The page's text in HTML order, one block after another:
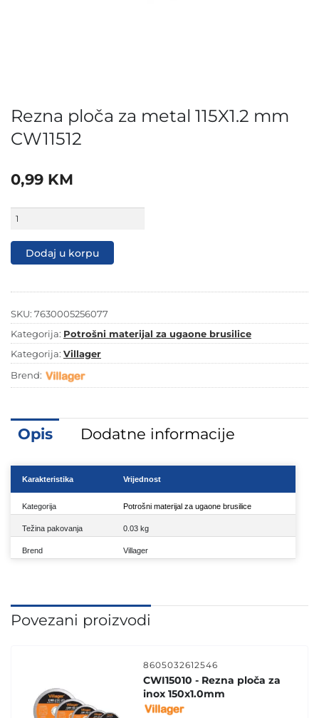
Rezna ploča za metal 115X1.2 mm
CW11512
0,99 KM
ploča
metal
115X1.2
količina
Dodaj u korpu
SKU: 7630005256077
Kategorija: Potrošni materijal za ugaone brusilice
Kategorija: Villager
Brend:
Opis Dodatne informacije
Karakteristika Vrijednost
Kategorija Potrošni materijal za ugaone brusilice
Težina pakovanja 0.03 kg
Brend Villager
Povezani proizvodi
8605032612546
CWI15010 - Rezna ploča za
inox 150x1.0mm